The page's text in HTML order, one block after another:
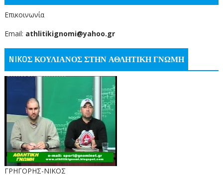
Επικοινωνία
Email: athlitikignomi@yahoo.gr
NIKOΣ ΚΟΥΛΙΑΝΟΣ ΣΤΗΝ ΑΘΛΗΤΙΚΗ ΓΝΩΜΗ
ΓΡΗΓΟΡΗΣ-ΝΙΚΟΣ